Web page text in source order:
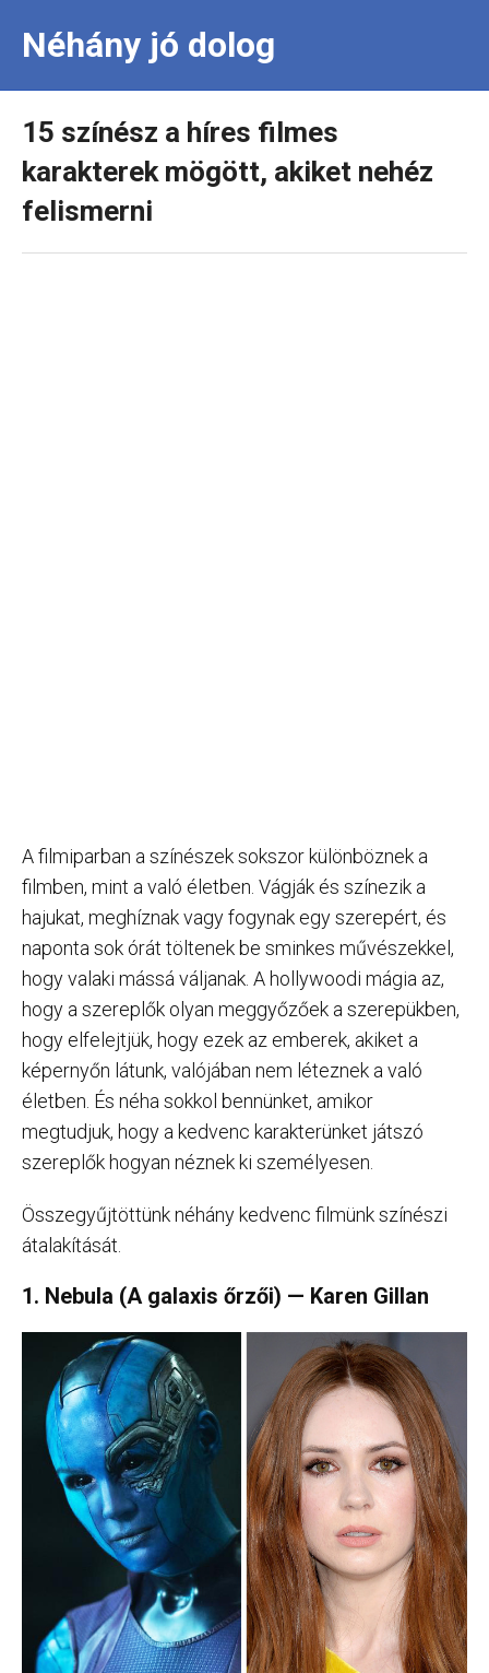
Néhány jó dolog
15 színész a híres filmes
karakterek mögött, akiket nehéz
felismerni
A filmiparban a színészek sokszor különböznek a
filmben, mint a való életben. Vágják és színezik a
hajukat, meghíznak vagy fogynak egy szerepért, és
naponta sok órát töltenek be sminkes művészekkel,
hogy valaki mássá váljanak. A hollywoodi mágia az,
hogy a szereplők olyan meggyőzőek a szerepükben,
hogy elfelejtjük, hogy ezek az emberek, akiket a
képernyőn látunk, valójában nem léteznek a való
életben. És néha sokkol bennünket, amikor
megtudjuk, hogy a kedvenc karakterünket játszó
szereplők hogyan néznek ki személyesen.
Összegyűjtöttünk néhány kedvenc filmünk színészi
átalakítását.
1. Nebula (A galaxis őrzői) — Karen Gillan